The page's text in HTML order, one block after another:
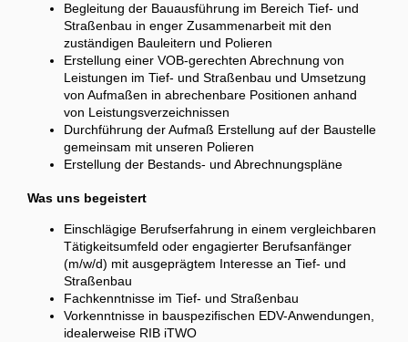
Begleitung der Bauausführung im Bereich Tief- und
Straßenbau in enger Zusammenarbeit mit den
zuständigen Bauleitern und Polieren
Erstellung einer VOB-gerechten Abrechnung von
Leistungen im Tief- und Straßenbau und Umsetzung
von Aufmaßen in abrechenbare Positionen anhand
von Leistungsverzeichnissen
Durchführung der Aufmaß Erstellung auf der Baustelle
gemeinsam mit unseren Polieren
Erstellung der Bestands- und Abrechnungspläne
Was uns begeistert
Einschlägige Berufserfahrung in einem vergleichbaren
Tätigkeitsumfeld oder engagierter Berufsanfänger
(m/w/d) mit ausgeprägtem Interesse an Tief- und
Straßenbau
Fachkenntnisse im Tief- und Straßenbau
Vorkenntnisse in bauspezifischen EDV-Anwendungen,
idealerweise RIB iTWO